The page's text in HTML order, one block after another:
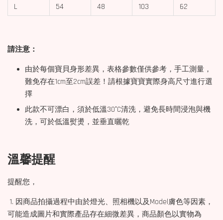
L
54 48 103 62
請注意：
由於每個寶貝身形差異，表格參數僅供參考，手工測量，
難免存在1cm至2cm誤差！請根據寶寶實際身高尺寸進行選
擇
此款不可漂白，須於低溫30°C清洗，避免長時間浸泡與機
洗，可於低溫熨燙，並垂直曬乾
溫馨提醒
提醒您，
1. 因商品拍攝過程中由於燈光、照相機以及Model膚色等因素，
可能造成圖片和實際產品存在細微差異，商品顏色以實物為